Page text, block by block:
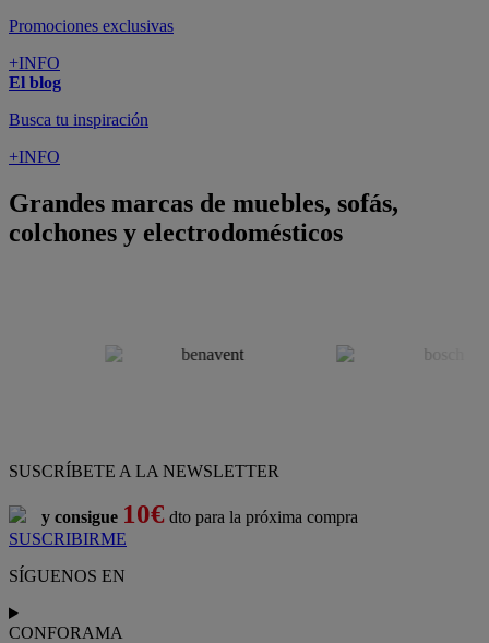
Promociones exclusivas
+INFO
El blog
Busca tu inspiración
+INFO
Grandes marcas de muebles, sofás,
colchones y electrodomésticos
SUSCRÍBETE A LA NEWSLETTER
y consigue 10€ dto para la próxima compra
SUSCRIBIRME
SÍGUENOS EN
CONFORAMA